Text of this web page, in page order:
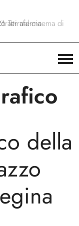
nel cinema di
Terraferma
per le strade
della